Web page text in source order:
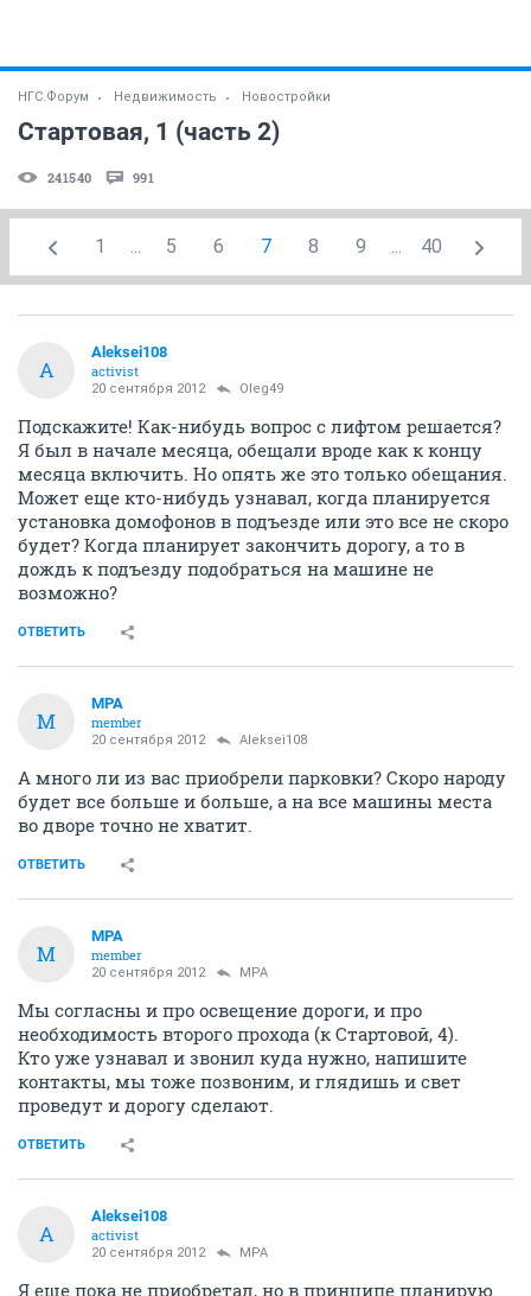
НГС.Форум Недвижимость Новостройки
Стартовая, 1 (часть 2)
241540 991
1 ... 5 6 7 8 9 ... 40
A
Aleksei108
activist
20 сентября 2012 Oleg49
Подскажите! Как-нибудь вопрос с лифтом решается?
Я был в начале месяца, обещали вроде как к концу
месяца включить. Но опять же это только обещания.
Может еще кто-нибудь узнавал, когда планируется
установка домофонов в подъезде или это все не скоро
будет? Когда планирует закончить дорогу, а то в
дождь к подъезду подобраться на машине не
возможно?
ОТВЕТИТЬ
M
MPA
member
20 сентября 2012 Aleksei108
А много ли из вас приобрели парковки? Скоро народу
будет все больше и больше, а на все машины места
во дворе точно не хватит.
ОТВЕТИТЬ
M
MPA
member
20 сентября 2012 MPA
Мы согласны и про освещение дороги, и про
необходимость второго прохода (к Стартовой, 4).
Кто уже узнавал и звонил куда нужно, напишите
контакты, мы тоже позвоним, и глядишь и свет
проведут и дорогу сделают.
ОТВЕТИТЬ
A
Aleksei108
activist
20 сентября 2012 MPA
Я еще пока не приобретал, но в принципе планирую